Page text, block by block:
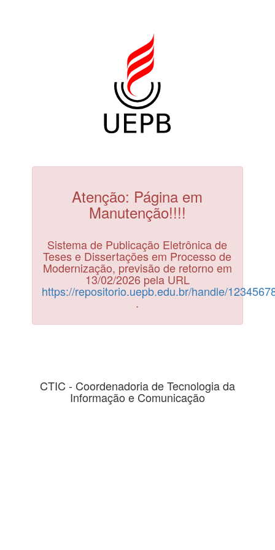
Atenção: Página em
Manutenção!!!!
Sistema de Publicação Eletrônica de
Teses e Dissertações em Processo de
Modernização, previsão de retorno em
13/02/2026 pela URL
https://repositorio.uepb.edu.br/handle/
.
CTIC - Coordenadoria de Tecnologia da
Informação e Comunicação